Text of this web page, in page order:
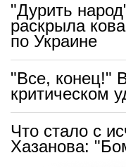
"Дурить
раскрыла
по Украине
"Все, конец!"
критическом
Что стало с
Хазанова: